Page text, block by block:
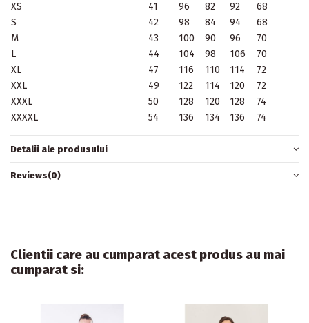
XS
41 96 82 92
68
S
42 98 84 94
68
M
43 100 90 96
70
L
44 104 98 106
70
XL
47 116 110 114
72
XXL
49 122 114 120
72
XXXL
50 128 120 128
74
XXXXL
54 136 134 136 74
Detalii ale produsului
Reviews(0)
Clientii care au cumparat acest produs au mai
cumparat si: